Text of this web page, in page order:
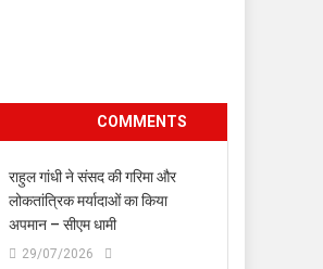
COMMENTS
राहुल गांधी ने संसद की गरिमा और
लोकतांत्रिक मर्यादाओं का किया
अपमान – सीएम धामी
29/07/2026